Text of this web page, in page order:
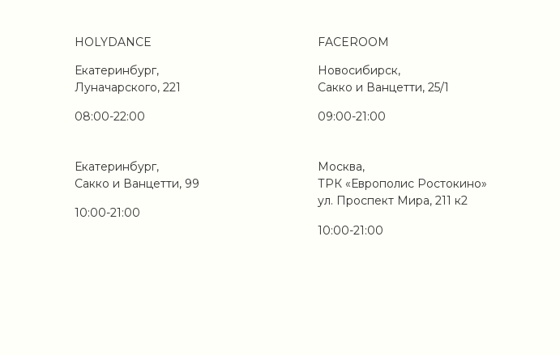
10:00-21:00
Москва,
ТРК «Европолис Ростокино»
ул. Проспект Мира, 211 к2
Екатеринбург,
Луначарского, 221
HOLYDANCE
08:00-22:00
10:00-21:00
Екатеринбург,
Сакко и Ванцетти, 99
FACEROOM
Новосибирск,
Сакко и Ванцетти, 25/1
09:00-21:00